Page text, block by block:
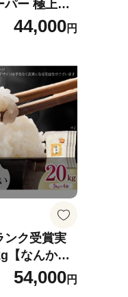
パー 極上の
ール（ダブ
６パック)
成町 トイ
ットロール
ー 備蓄 防
買い 生活用
44,000円
ンク受賞実
【なんかい
白米 はる
54,000円